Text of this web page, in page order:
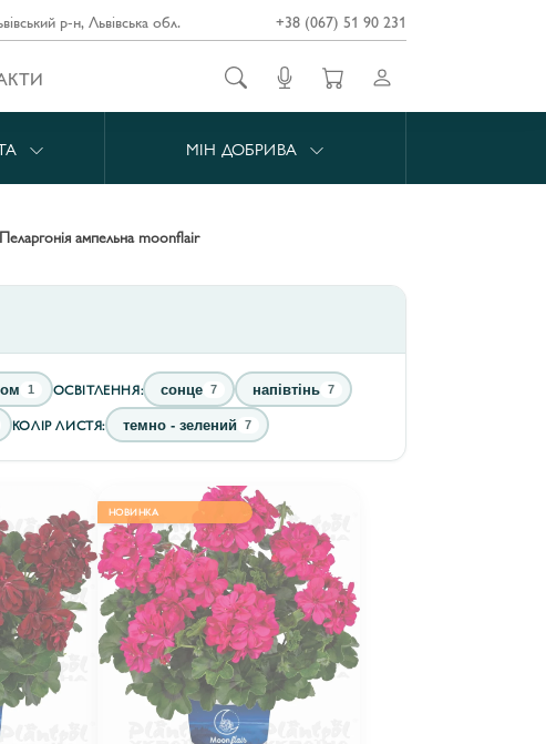
р-н, Львівська обл. +38 (067) 51 90 231
МІН ДОБРИВА
пеларгонія ампельна moonflair
1 ОСВІТЛЕННЯ: сонце 7 напівтінь 7
КОЛІР ЛИСТЯ: темно - зелений 7
НОВИНКА